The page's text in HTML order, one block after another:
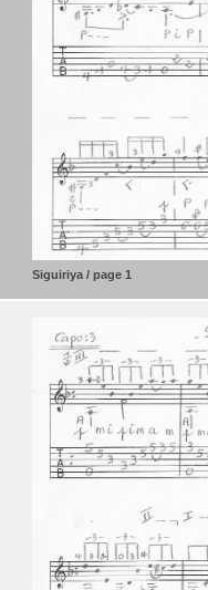
Siguiriya / page 1